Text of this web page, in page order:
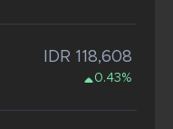
IDR 118,608
0.43%